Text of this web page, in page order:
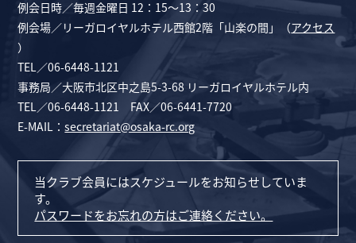
例会日時／毎週金曜日 12：15～13：30
例会場／リーガロイヤルホテル西館2階「山楽の間」（アクセス
）
TEL／06-6448-1121
事務局／大阪市北区中之島5-3-68 リーガロイヤルホテル内
TEL／06-6448-1121 FAX／06-6441-7720
E-MAIL：secretariat@osaka-rc.org
当クラブ会員にはスケジュールをお知らせしていま
す。
パスワードをお忘れの方はご連絡ください。